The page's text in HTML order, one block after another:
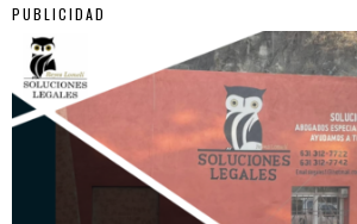
PUBLICIDAD